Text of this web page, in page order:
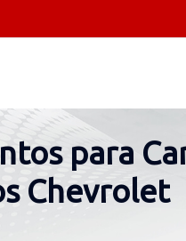
para
Chevrolet